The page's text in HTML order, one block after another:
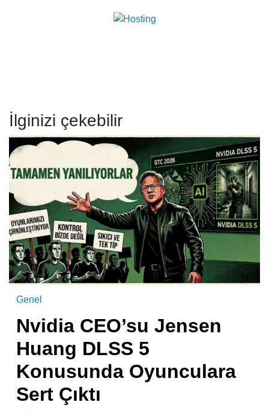
İlginizi çekebilir
Genel
Nvidia CEO’su Jensen
Huang DLSS 5
Konusunda Oyunculara
Sert Çıktı